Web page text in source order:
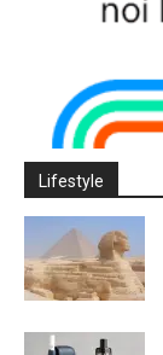
Lifestyle